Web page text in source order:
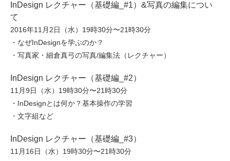
InDesign レクチャー（基礎編_#1）&写真の編集につい
て
2016年11月2日（水）19時30分〜21時30分
・なぜInDesignを学ぶのか？
・写真家・細倉真弓の写真/編集法（レクチャー）
InDesign レクチャー（基礎編_#2）
11月9日（水）19時30分〜21時30分
・InDesignとは何か？基本操作の学習
・文字組など
InDesign レクチャー（基礎編_#3）
11月16日（水）19時30分〜21時30分